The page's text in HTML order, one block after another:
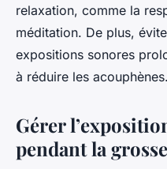
relaxation, comme la
méditation. De plus,
expositions sonores
à réduire les acouphènes.
Gérer
pendant la